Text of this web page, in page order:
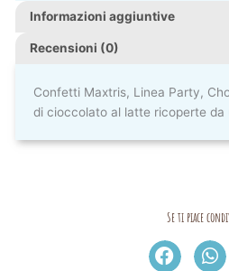
Informazioni aggiuntive
Recensioni (0)
Confetti Maxtris, Linea Party,
di cioccolato al latte ricoperte da
Se ti piace